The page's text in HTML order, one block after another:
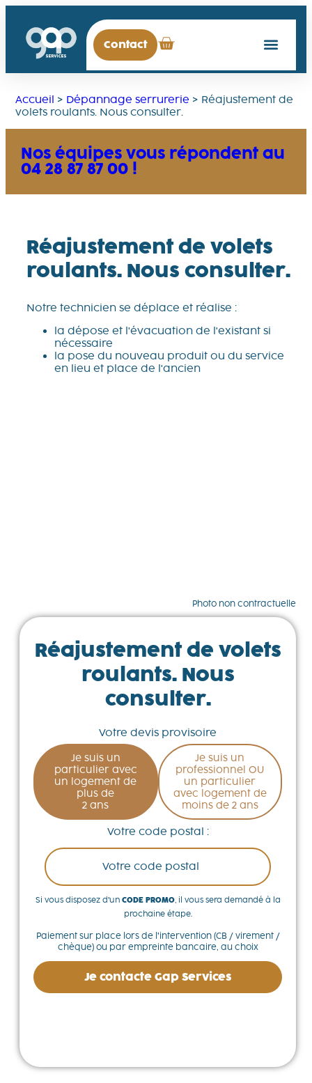
Contact
Accueil > Dépannage serrurerie > Réajustement de
volets roulants. Nous consulter.
Nos équipes vous répondent au
04 28 87 87 00 !
Réajustement de volets
roulants. Nous consulter.
Notre technicien se déplace et réalise :
la dépose et l'évacuation de l'existant si
nécessaire
la pose du nouveau produit ou du service
en lieu et place de l'ancien
Photo non contractuelle
Réajustement de volets
roulants. Nous
consulter.
Votre devis provisoire
Je suis un
particulier avec
un logement de
plus de
2 ans
Je suis un
professionnel OU
un particulier
avec logement de
moins de 2 ans
Votre code postal :
Si vous disposez d’un CODE PROMO, il vous sera demandé à la
prochaine étape.
Paiement sur place lors de l’intervention (CB / virement /
chèque) ou par empreinte bancaire, au choix
Je contacte Gap Services